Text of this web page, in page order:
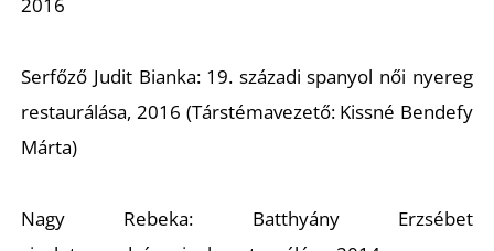
2016
Serfőző Judit Bianka: 19. századi spanyol női nyereg
restaurálása, 2016 (Társtémavezető: Kissné Bendefy
Márta)
Nagy Rebeka: Batthyány Erzsébet